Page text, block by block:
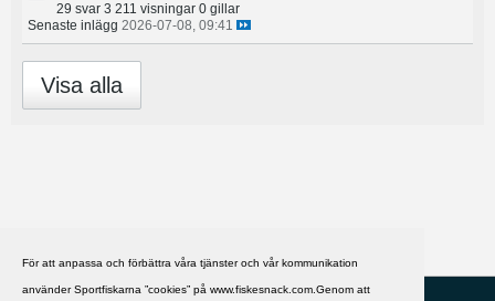
För att anpassa och förbättra våra tjänster och vår kommunikation
använder Sportfiskarna ”cookies” på www.fiskesnack.com.Genom att
29 svar 3 211 visningar 0 gillar
Senaste inlägg 2026-07-08, 09:41
Visa alla
HJÄLP